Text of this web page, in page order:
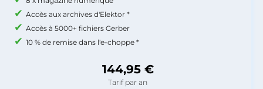
Accès aux archives d'Elektor *
Accès à 5000+ fichiers Gerber
10 % de remise dans l'e-choppe *
144,95 €
Tarif par an